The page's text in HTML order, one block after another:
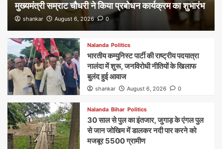
मुख्यमंत्री सम्राट चौधरी ने किया प्रबोधन कार्यक्रम का शुभारंभ
shankar August 6, 2026 0
Nalanda Politics
भारतीय कम्युनिस्ट पार्टी की राष्ट्रीय पदयात्रा
नालंदा में शुरू, जनविरोधी नीतियों के खिलाफ
बुलंद हुई आवाज
shankar August 6, 2026 0
Nalanda Bihar Politics
30 साल से पुल का इंतजार, जुगाड़ के एंगल पुल
से जान जोखिम में डालकर नदी पार करने को
मजबूर 5500 ग्रामीण